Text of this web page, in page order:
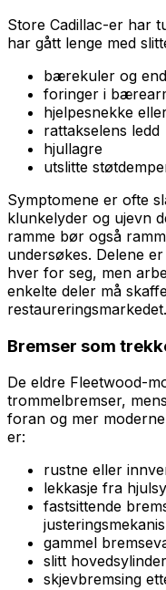
Store Cadillac-er har
har gått lenge med
bærekuler og
foringer i
hjelpesnekke
rattakselens ledd
hjullagre
utslitte
Symptomene er ofte
klunkelyder og ujevn
ramme bør også
undersøkes. Delene
hver for seg, men
enkelte deler må
restaureringsmarkedet.
Bremser som
De eldre Fleetwood-
trommelbremser,
foran og mer
er:
rustne eller
lekkasje fra
fastsittende
gammel
slitt
skjevbremsing